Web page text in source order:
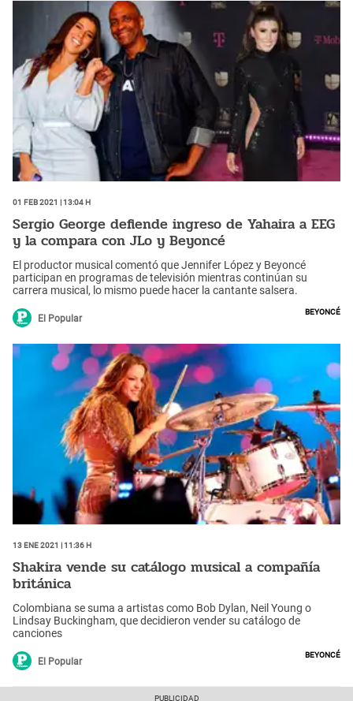
01 Feb 2021 | 13:04 h
Sergio George defiende ingreso de Yahaira a EEG
y la compara con JLo y Beyoncé
El productor musical comentó que Jennifer López y Beyoncé
participan en programas de televisión mientras continúan su
carrera musical, lo mismo puede hacer la cantante salsera.
El Popular
Beyoncé
13 Ene 2021 | 11:36 h
Shakira vende su catálogo musical a compañía
británica
Colombiana se suma a artistas como Bob Dylan, Neil Young o
Lindsay Buckingham, que decidieron vender su catálogo de
canciones
El Popular
Beyoncé